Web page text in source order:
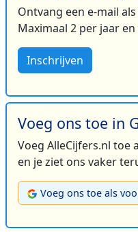
Ontvang een e-mail
Maximaal 2 per jaar
Inschrijven
Voeg ons toe in
Voeg AlleCijfers.nl toe
en je ziet ons vaker
Voeg ons toe als